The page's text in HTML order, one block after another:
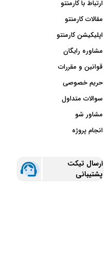
ارتباط با کارمنتو
مقالات کارمنتو
اپلیکیشن کارمنتو
مشاوره رایگان
قوانین و مقررات
حریم خصوصی
سوالات متداول
مشاور شو
انجام پروژه
ارسال تیکت
پشتیبانی